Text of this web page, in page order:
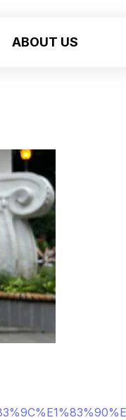
ABOUT US